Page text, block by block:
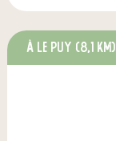
à Le Puy (8,1 km)